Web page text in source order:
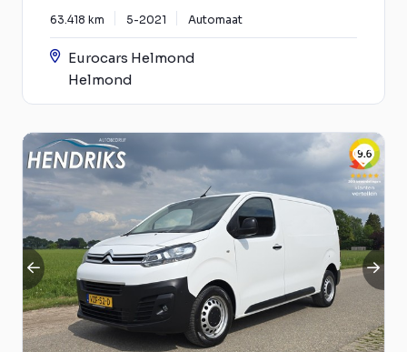
63.418 km 5-2021 Automaat
Eurocars Helmond
Helmond